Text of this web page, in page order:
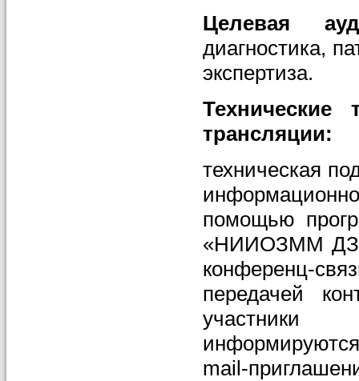
Целевая
диагностика,
экспертиза.
трансляции:
техническая
помощью
«НИИОЗММ
конференц-
передачей
участники
mail-